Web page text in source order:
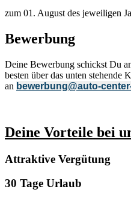
zum 01. August des jeweiligen
Bewerbung
Deine Bewerbung schickst Du
besten über das unten stehende
an bewerbung@auto-
Deine Vorteile bei
Attraktive Vergütung
30 Tage Urlaub